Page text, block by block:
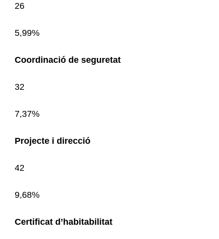
26
5,99%
Coordinació de seguretat
32
7,37%
Projecte i direcció
42
9,68%
Certificat d’habitabilitat